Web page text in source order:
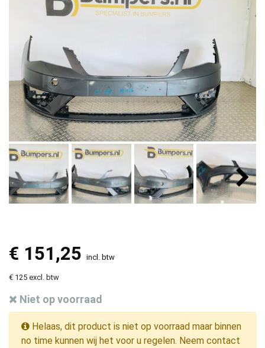
€ 151,25 incl. btw
€ 125 excl. btw
Niet op voorraad
Helaas, dit product is niet op voorraad maar binnen
no time kunnen wij het voor u regelen. Neem contact